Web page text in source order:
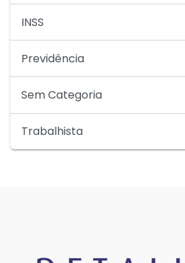
INSS
Previdência
Sem Categoria
Trabalhista